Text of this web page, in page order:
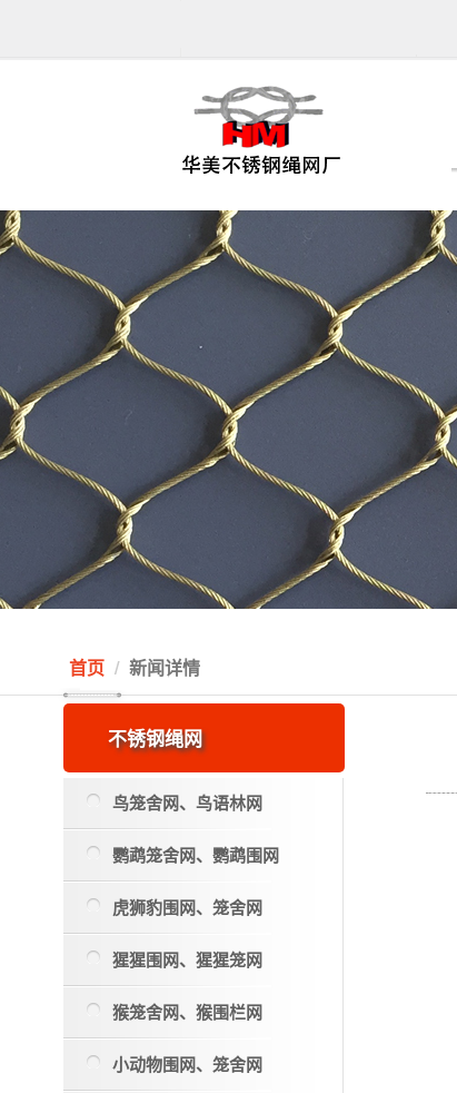
首页 新闻详情
不锈钢绳网
鸟笼舍网、鸟语林网
鹦鹉笼舍网、鹦鹉围网
虎狮豹围网、笼舍网
猩猩围网、猩猩笼网
猴笼舍网、猴围栏网
小动物围网、笼舍网